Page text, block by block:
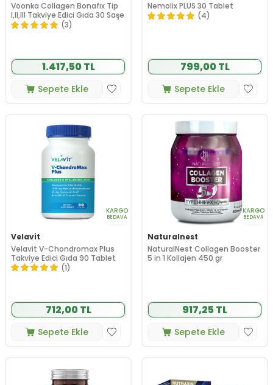
Voonka Collagen Bonafıx Tip
I,II,III Takviye Edici Gıda 30 Saşe
(3)
1.417,50 TL
Sepete Ekle
Nemolix PLUS 30 Tablet
(4)
799,00 TL
Sepete Ekle
KARGO
BEDAVA
Velavit
Velavit V-Chondromax Plus
Takviye Edici Gıda 90 Tablet
(1)
712,00 TL
Sepete Ekle
KARGO
BEDAVA
Naturalnest
NaturalNest Collagen Booster
5 in 1 Kollajen 450 gr
917,25 TL
Sepete Ekle